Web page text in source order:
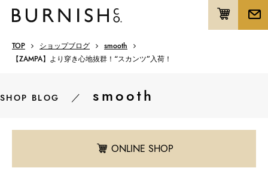
TOP ショップブログ
smooth
【ZAMPA】より穿き心地抜群！“スカンツ”入荷！
SHOP BLOG ／ smooth
ONLINE SHOP